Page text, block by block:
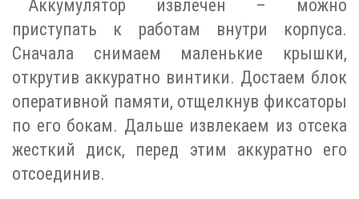
Аккумулятор извлечен – можно
приступать к работам внутри корпуса.
Сначала снимаем маленькие крышки,
открутив аккуратно винтики. Достаем блок
оперативной памяти, отщелкнув фиксаторы
по его бокам. Дальше извлекаем из отсека
жесткий диск, перед этим аккуратно его
отсоединив.